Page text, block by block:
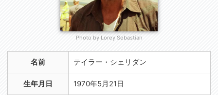
Photo by Lorey Sebastian
名前 テイラー・シェリダン
生年月日 1970年5月21日